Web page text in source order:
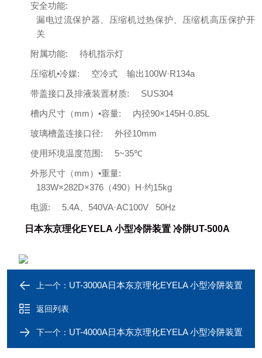
安全功能:
漏电过流保护器、压缩机过热保护、压缩机高压保护开
关
附属功能:
待机指示灯
压缩机•冷媒:
空冷式 输出100W·R134a
带盖接口及排液装置材质:
SUS304
槽内尺寸（mm）•容量:
内径90×145H·0.85L
玻璃槽盖连接口径:
外径10mm
使用环境温度范围:
5~35℃
外形尺寸（mm）•重量:
183W×282D×376（490）H·约15kg
电源:
5.4A、540VA·AC100V 50Hz
日本东京理化EYELA 小型冷阱装置 冷阱UT-500A
上一个： UT-3000A日本东京理化EYELA 小型冷阱装置
返回列表
下一个： UT-4000A日本东京理化EYELA 小型冷阱装置